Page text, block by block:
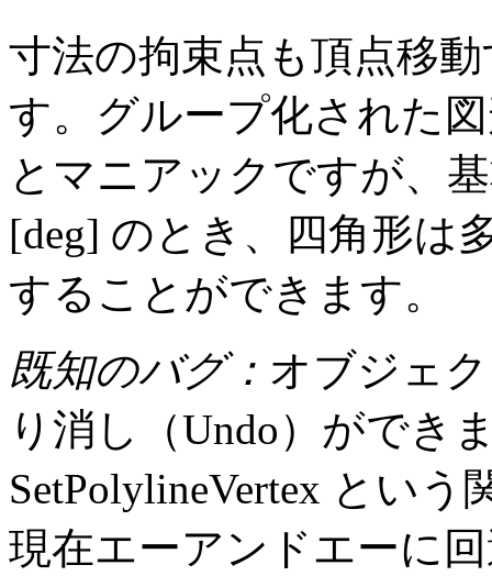
寸法の拘束点も頂点移
す。グループ化された
とマニアックですが、
[deg] のとき、四角形は
することができます。
既知のバグ： オブジェ
り消し（Undo）ができ
SetPolylineVertex とい
現在エーアンドエーに